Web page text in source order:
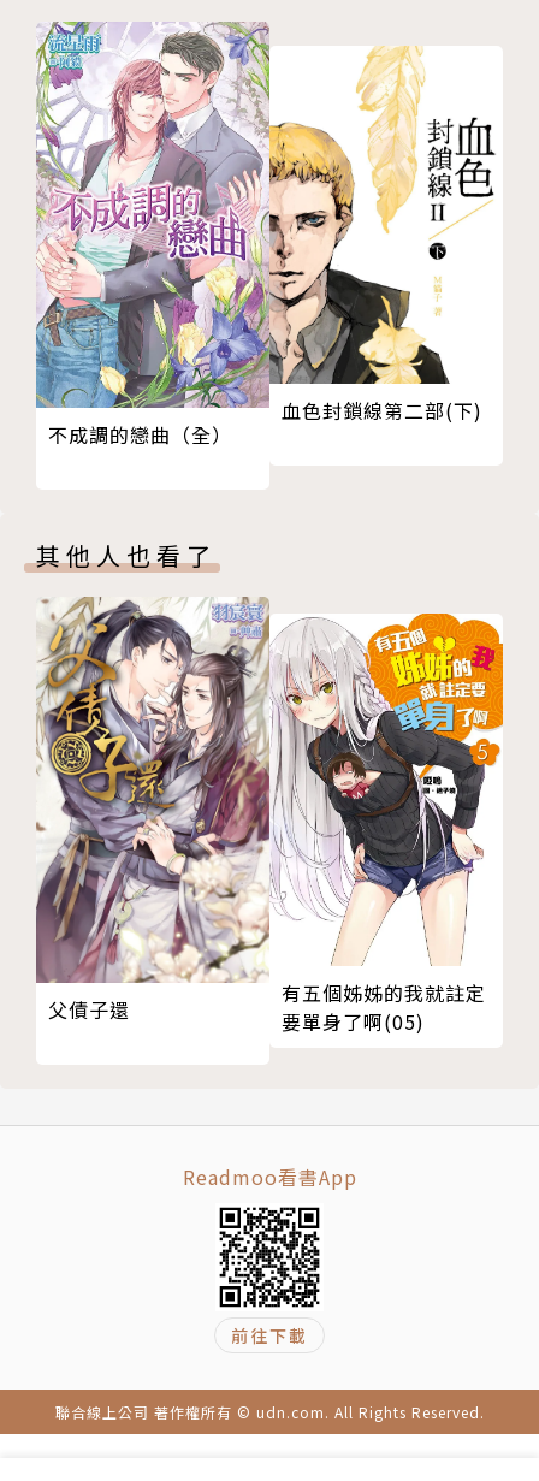
★無頭飆速
第一章 太慢了
第二章 你身上有他的氣味
★帶球旅行的女人
後記
版權頁
封底
不成調的戀曲（全）
血色封鎖線第二部(下)
其他人也看了
父債子還
有五個姊姊的我就註定
要單身了啊(05)
Readmoo看書App
前往下載
聯合線上公司 著作權所有 © udn.com. All Rights Reserved.